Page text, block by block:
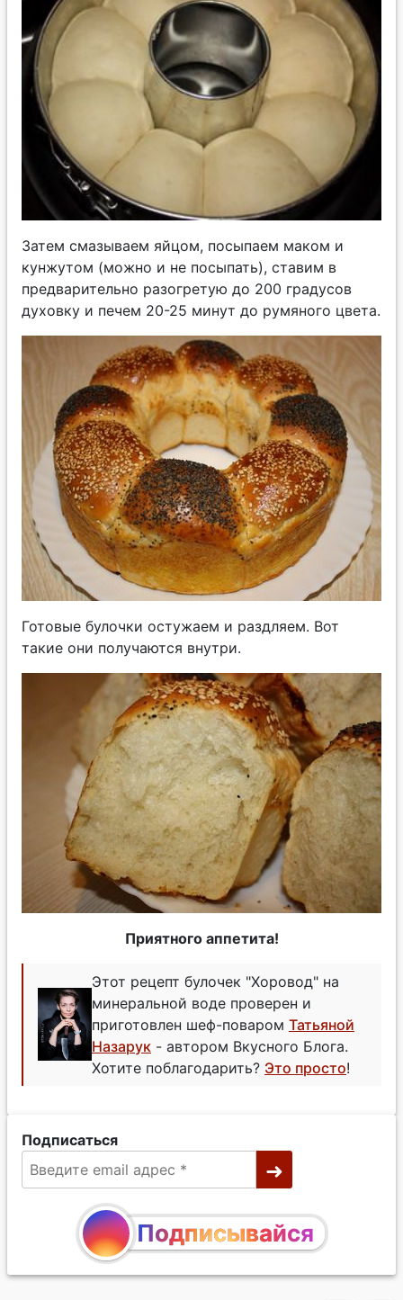
Затем смазываем яйцом, посыпаем маком и
кунжутом (можно и не посыпать), ставим в
предварительно разогретую до 200 градусов
духовку и печем 20-25 минут до румяного цвета.
Готовые булочки остужаем и раздляем. Вот
такие они получаются внутри.
Приятного аппетита!
Этот рецепт булочек "Хоровод" на
минеральной воде проверен и
приготовлен шеф-поваром Татьяной
Назарук - автором Вкусного Блога.
Хотите поблагодарить? Это просто!
Подписаться
Подписывайся